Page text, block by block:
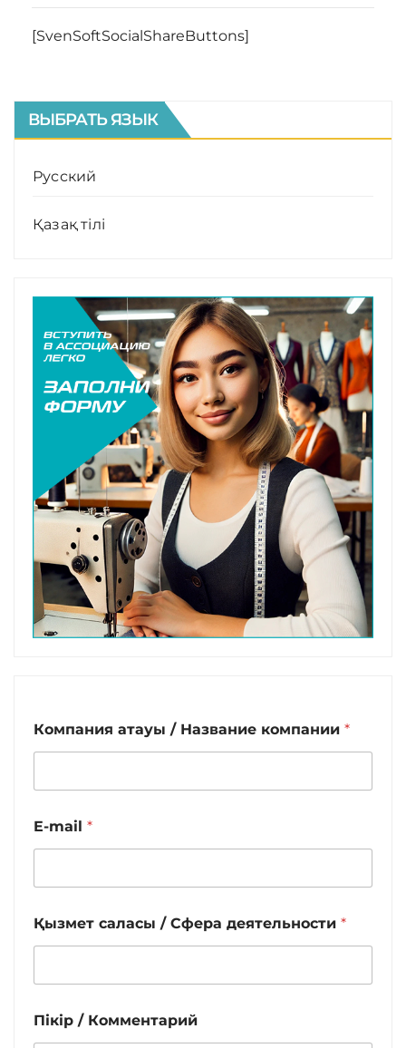
[SvenSoftSocialShareButtons]
ВЫБРАТЬ ЯЗЫК
Русский
Қазақ тілі
Компания атауы / Название компании *
E-mail *
Қызмет саласы / Сфера деятельности *
Пікір / Комментарий